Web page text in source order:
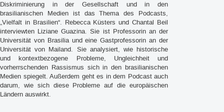
Diskriminierung in der Gesellschaft und in den
brasilianischen Medien ist das Thema des Podcasts,
„Vielfalt in Brasilien“. Rebecca Küsters und Chantal Beil
interviewten Liziane Guazina. Sie ist Professorin an der
Universität von Brasilia und eine Gastprofessorin an der
Universität von Mailand. Sie analysiert, wie historische
und kontextbezogene Probleme, Ungleichheit und
vorherrschenden Rassismus sich in den brasilianischen
Medien spiegelt. Außerdem geht es in dem Podcast auch
darum, wie sich diese Probleme auf die europäischen
Ländern auswirkt.